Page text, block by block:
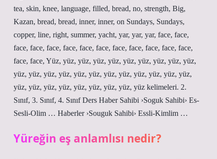
tea, skin, knee, language, filled, bread, no, strength, Big,
Kazan, bread, bread, inner, inner, on Sundays, Sundays,
copper, line, right, summer, yacht, yar, yar, yar, face, face,
face, face, face, face, face, face, face, face, face, face, face,
face, face, Yüz, yüz, yüz, yüz, yüz, yüz, yüz, yüz, yüz, yüz,
yüz, yüz, yüz, yüz, yüz, yüz, yüz, yüz, yüz, yüz, yüz, yüz,
yüz, yüz, yüz, yüz, yüz, yüz, yüz, yüz, yüz kelimeleri. 2.
Sınıf, 3. Sınıf, 4. Sınıf Ders Haber Sahibi ›Soguk Sahibi› Es-
Sesli-Olim … Haberler ›Souguk Sahibi› Essli-Kimlim …
Yüreğin eş anlamlısı nedir?